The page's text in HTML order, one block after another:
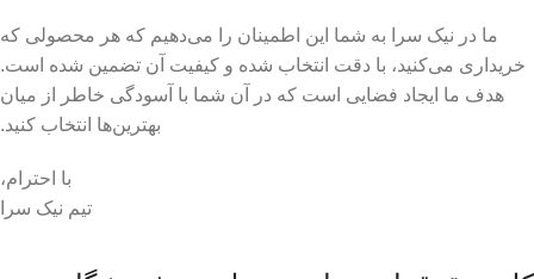
ما در نیک سرا به شما این اطمینان را می‌دهیم که هر محصولی که
خریداری می‌کنید، با دقت انتخاب شده و کیفیت آن تضمین شده است.
هدف ما ایجاد فضایی است که در آن شما با آسودگی خاطر از میان
بهترین‌ها انتخاب کنید.
با احترام،
تیم نیک سرا